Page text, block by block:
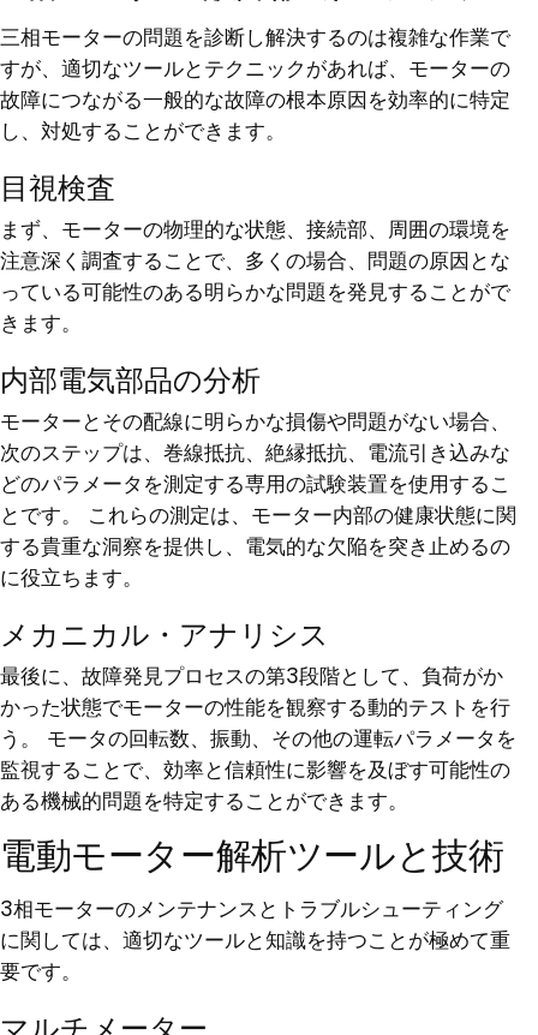
三相モーターの問題を診断し解決するのは複雑な作業で
すが、適切なツールとテクニックがあれば、モーターの
故障につながる一般的な故障の根本原因を効率的に特定
し、対処することができます。
目視検査
まず、モーターの物理的な状態、接続部、周囲の環境を
注意深く調査することで、多くの場合、問題の原因とな
っている可能性のある明らかな問題を発見することがで
きます。
内部電気部品の分析
モーターとその配線に明らかな損傷や問題がない場合、
次のステップは、巻線抵抗、絶縁抵抗、電流引き込みな
どのパラメータを測定する専用の試験装置を使用するこ
とです。 これらの測定は、モーター内部の健康状態に関
する貴重な洞察を提供し、電気的な欠陥を突き止めるの
に役立ちます。
メカニカル・アナリシス
最後に、故障発見プロセスの第3段階として、負荷がか
かった状態でモーターの性能を観察する動的テストを行
う。 モータの回転数、振動、その他の運転パラメータを
監視することで、効率と信頼性に影響を及ぼす可能性の
ある機械的問題を特定することができます。
電動モーター解析ツールと技術
3相モーターのメンテナンスとトラブルシューティング
に関しては、適切なツールと知識を持つことが極めて重
要です。
マルチメーター